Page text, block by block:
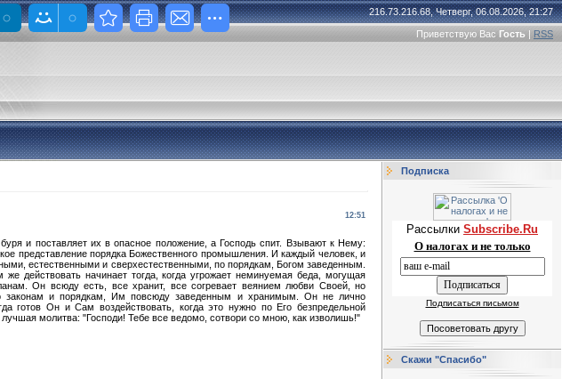
216.73.216.68, Четверг, 06.08.2026, 21:27
Приветствую Вас Гость | RSS
12:51
и поставляет их в опасное положение, а Господь спит. Взывают к Нему:
представление порядка Божественного промышления. И каждый человек, и
естественными и сверхестественными, по порядкам, Богом заведенным.
действовать начинает тогда, когда угрожает неминуемая беда, могущая
Он всюду есть, все хранит, все согревает веянием любви Своей, но
законам и порядкам, Им повсюду заведенным и хранимым. Он не лично
готов Он и Сам воздействовать, когда это нужно по Его безпредельной
молитва: "Господи! Тебе все ведомо, сотвори со мною, как изволишь!"
Подписка
Рассылки Subscribe.Ru
О налогах и не только
Подписаться письмом
Скажи "Спасибо"